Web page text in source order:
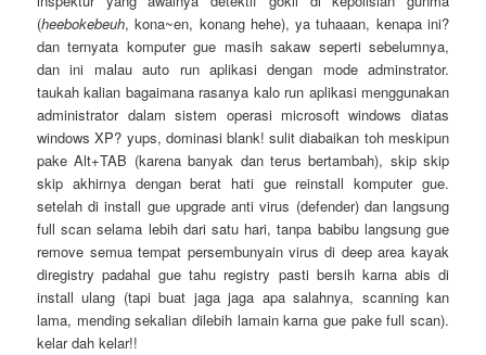
(heebokebeuh, kona~en, konang hehe), ya tuhaaan, kenapa ini?
dan ternyata komputer gue masih sakaw seperti sebelumnya,
dan ini malau auto run aplikasi dengan mode adminstrator.
taukah kalian bagaimana rasanya kalo run aplikasi menggunakan
administrator dalam sistem operasi microsoft windows diatas
windows XP? yups, dominasi blank! sulit diabaikan toh meskipun
pake Alt+TAB (karena banyak dan terus bertambah), skip skip
skip akhirnya dengan berat hati gue reinstall komputer gue.
setelah di install gue upgrade anti virus (defender) dan langsung
full scan selama lebih dari satu hari, tanpa babibu langsung gue
remove semua tempat persembunyain virus di deep area kayak
diregistry padahal gue tahu registry pasti bersih karna abis di
install ulang (tapi buat jaga jaga apa salahnya, scanning kan
lama, mending sekalian dilebih lamain karna gue pake full scan).
kelar dah kelar!!